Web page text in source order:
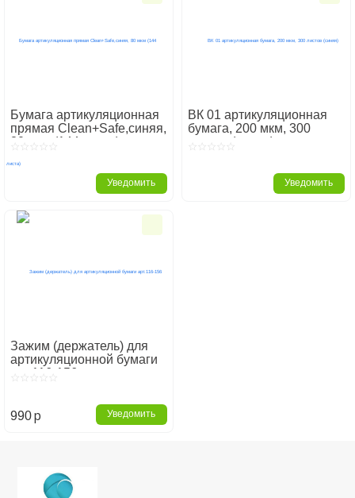
Бумага артикуляционная
прямая Clean+Safe,синяя,
80 мкм (144 листа)
Уведомить
ВК 01 артикуляционная
бумага, 200 мкм, 300
листов (синяя)
Уведомить
Зажим (держатель) для
артикуляционной бумаги
арт.116-156
990p Уведомить
Артикуляционная бумага и спрей